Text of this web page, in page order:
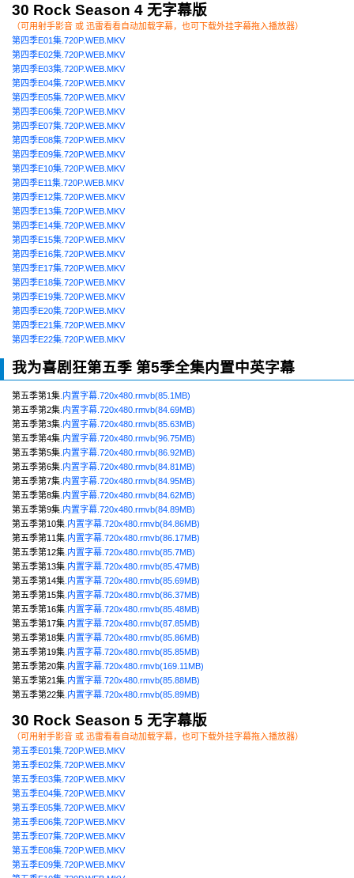
30 Rock Season 4 无字幕版
（可用射手影音 或 迅雷看看自动加载字幕，也可下载外挂字幕拖入播放器）
第四季E01集.720P.WEB.MKV
第四季E02集.720P.WEB.MKV
第四季E03集.720P.WEB.MKV
第四季E04集.720P.WEB.MKV
第四季E05集.720P.WEB.MKV
第四季E06集.720P.WEB.MKV
第四季E07集.720P.WEB.MKV
第四季E08集.720P.WEB.MKV
第四季E09集.720P.WEB.MKV
第四季E10集.720P.WEB.MKV
第四季E11集.720P.WEB.MKV
第四季E12集.720P.WEB.MKV
第四季E13集.720P.WEB.MKV
第四季E14集.720P.WEB.MKV
第四季E15集.720P.WEB.MKV
第四季E16集.720P.WEB.MKV
第四季E17集.720P.WEB.MKV
第四季E18集.720P.WEB.MKV
第四季E19集.720P.WEB.MKV
第四季E20集.720P.WEB.MKV
第四季E21集.720P.WEB.MKV
第四季E22集.720P.WEB.MKV
我为喜剧狂第五季 第5季全集内置中英字幕
第五季第1集 .内置字幕.720x480.rmvb(85.1MB)
第五季第2集 .内置字幕.720x480.rmvb(84.69MB)
第五季第3集 .内置字幕.720x480.rmvb(85.63MB)
第五季第4集 .内置字幕.720x480.rmvb(96.75MB)
第五季第5集 .内置字幕.720x480.rmvb(86.92MB)
第五季第6集 .内置字幕.720x480.rmvb(84.81MB)
第五季第7集 .内置字幕.720x480.rmvb(84.95MB)
第五季第8集 .内置字幕.720x480.rmvb(84.62MB)
第五季第9集 .内置字幕.720x480.rmvb(84.89MB)
第五季第10集 .内置字幕.720x480.rmvb(84.86MB)
第五季第11集 .内置字幕.720x480.rmvb(86.17MB)
第五季第12集 .内置字幕.720x480.rmvb(85.7MB)
第五季第13集 .内置字幕.720x480.rmvb(85.47MB)
第五季第14集 .内置字幕.720x480.rmvb(85.69MB)
第五季第15集 .内置字幕.720x480.rmvb(86.37MB)
第五季第16集 .内置字幕.720x480.rmvb(85.48MB)
第五季第17集 .内置字幕.720x480.rmvb(87.85MB)
第五季第18集 .内置字幕.720x480.rmvb(85.86MB)
第五季第19集 .内置字幕.720x480.rmvb(85.85MB)
第五季第20集 .内置字幕.720x480.rmvb(169.11MB)
第五季第21集 .内置字幕.720x480.rmvb(85.88MB)
第五季第22集 .内置字幕.720x480.rmvb(85.89MB)
30 Rock Season 5 无字幕版
（可用射手影音 或 迅雷看看自动加载字幕，也可下载外挂字幕拖入播放器）
第五季E01集.720P.WEB.MKV
第五季E02集.720P.WEB.MKV
第五季E03集.720P.WEB.MKV
第五季E04集.720P.WEB.MKV
第五季E05集.720P.WEB.MKV
第五季E06集.720P.WEB.MKV
第五季E07集.720P.WEB.MKV
第五季E08集.720P.WEB.MKV
第五季E09集.720P.WEB.MKV